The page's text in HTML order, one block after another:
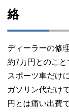
絡
ディーラーの修
約7万円とのこと
スポーツ車だけ
ガソリン代だけ
円とは痛い出費で